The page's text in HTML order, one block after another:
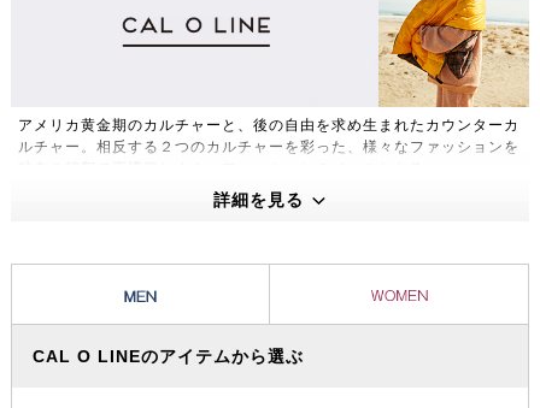
アメリカ黄金期のカルチャーと、後の自由を求め生まれたカウンターカ
ルチャー。相反する２つのカルチャーを彩った、様々なファッションを
WORK,MILITARY,OUTDOOR,UNIFORMのカテゴリーを軸に、オーセ
ンティックでユニークな日常着を提案します。
詳細を見る
CAL O LINEのアイテムから選ぶ